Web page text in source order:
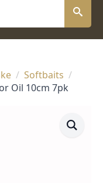
Softbaits
Oil 10cm 7pk